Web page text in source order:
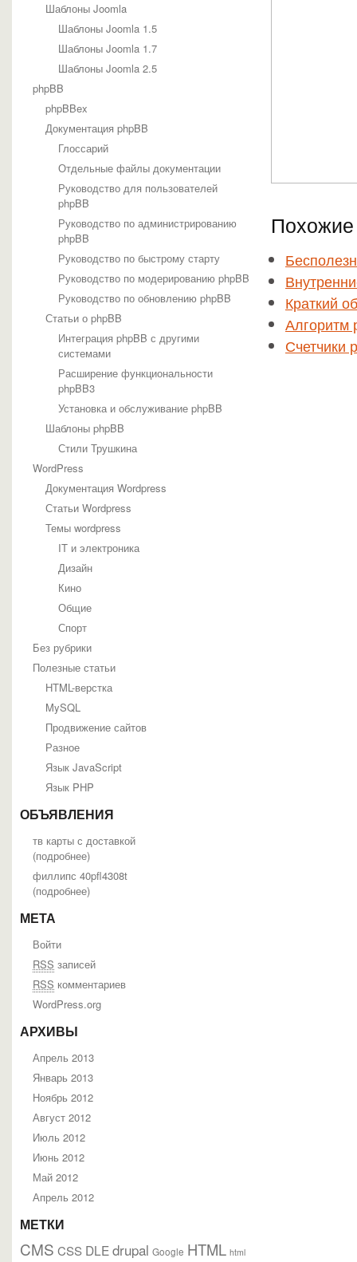
Шаблоны Joomla
Шаблоны Joomla 1.5
Шаблоны Joomla 1.7
Шаблоны Joomla 2.5
phpBB
phpBBex
Документация phpBB
Глоссарий
Отдельные файлы документации
Руководство для пользователей
phpBB
Руководство по администрированию
phpBB
Руководство по быстрому старту
Руководство по модерированию phpBB
Руководство по обновлению phpBB
Статьи о phpBB
Интеграция phpBB с другими
системами
Расширение функциональности
phpBB3
Установка и обслуживание phpBB
Шаблоны phpBB
Стили Трушкина
WordPress
Документация Wordpress
Статьи Wordpress
Темы wordpress
IT и электроника
Дизайн
Кино
Общие
Спорт
Без рубрики
Полезные статьи
HTML-верстка
MySQL
Продвижение сайтов
Разное
Язык JavaScript
Язык PHP
ОБЪЯВЛЕНИЯ
тв карты с доставкой
(подробнее)
филлипс 40pfl4308t
(подробнее)
МЕТА
Войти
RSS записей
RSS комментариев
WordPress.org
АРХИВЫ
Апрель 2013
Январь 2013
Ноябрь 2012
Август 2012
Июль 2012
Июнь 2012
Май 2012
Апрель 2012
МЕТКИ
CMS CSS DLEdrupal Google HTML html
Похожие
Краткий
Алгоритм
Счетчики